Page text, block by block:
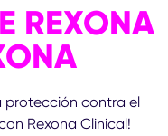
REXONA
protección contra el
Rexona Clinical!